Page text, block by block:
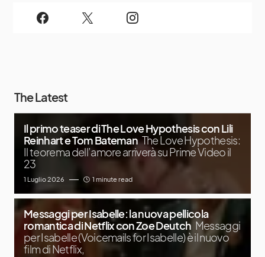
The Latest
Il primo teaser di The Love Hypothesis con Lili
Reinhart e Tom Bateman The Love Hypothesis:
Il teorema dell’amore arriverà su Prime Video il
23
1 Luglio 2026 1 minute read
Messaggi per Isabelle: la nuova pellicola
romantica di Netflix con Zoe Deutch Messaggi
per Isabelle (Voicemails for Isabelle) è il nuovo
film di Netflix,